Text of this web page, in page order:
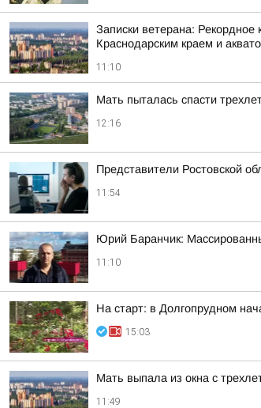
Записки ветерана:
Краснодарским краем и
11:10
Мать пыталась спасти
12:16
Представители Ростовской
11:54
Юрий Баранчик:
11:10
На старт: в Долгопрудном
15:03
Мать выпала из окна с
11:49